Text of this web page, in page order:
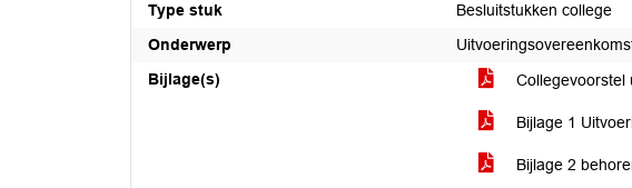
Type stuk
Besluitstukken college
Onderwerp
Bijlage(s)
Collegevoorstel
Bijlage 1
Bijlage 2